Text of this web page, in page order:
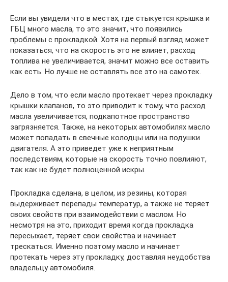
Если вы увидели что в местах, где стыкуется крышка и
ГБЦ много масла, то это значит, что появились
проблемы с прокладкой. Хотя на первый взгляд может
показаться, что на скорость это не влияет, расход
топлива не увеличивается, значит можно все оставить
как есть. Но лучше не оставлять все это на самотек.
Дело в том, что если масло протекает через прокладку
крышки клапанов, то это приводит к тому, что расход
масла увеличивается, подкапотное пространство
загрязняется. Также, на некоторых автомобилях масло
может попадать в свечные колодцы или на подушки
двигателя. А это приведет уже к неприятным
последствиям, которые на скорость точно повлияют,
так как не будет полноценной искры.
Прокладка сделана, в целом, из резины, которая
выдерживает перепады температур, а также не теряет
своих свойств при взаимодействии с маслом. Но
несмотря на это, приходит время когда прокладка
пересыхает, теряет свои свойства и начинает
трескаться. Именно поэтому масло и начинает
протекать через эту прокладку, доставляя неудобства
владельцу автомобиля.